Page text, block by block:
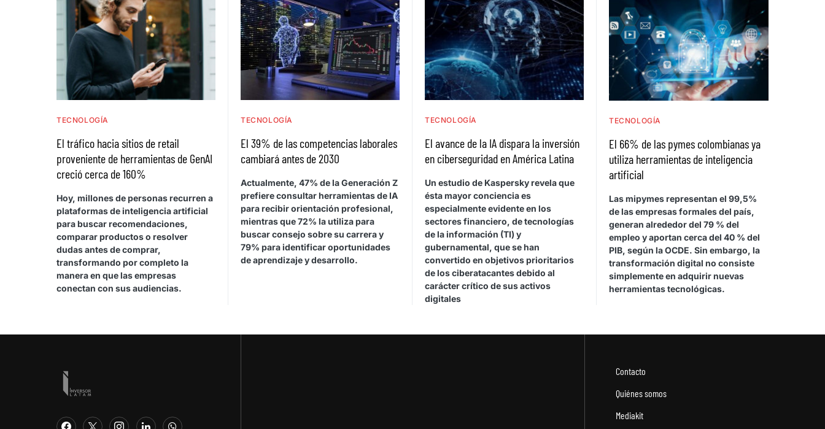
TECNOLOGÍA
El tráfico hacia sitios de retail
proveniente de herramientas de GenAI
creció cerca de 160%
Hoy, millones de personas recurren a
plataformas de inteligencia artificial
para buscar recomendaciones,
comparar productos o resolver
dudas antes de comprar,
transformando por completo la
manera en que las empresas
conectan con sus audiencias.
TECNOLOGÍA
El 39% de las competencias laborales
cambiará antes de 2030
Actualmente, 47% de la Generación Z
prefiere consultar herramientas de IA
para recibir orientación profesional,
mientras que 72% la utiliza para
buscar consejo sobre su carrera y
79% para identificar oportunidades
de aprendizaje y desarrollo.
TECNOLOGÍA
El avance de la IA dispara la inversión
en ciberseguridad en América Latina
Un estudio de Kaspersky revela que
ésta mayor conciencia es
especialmente evidente en los
sectores financiero, de tecnologías
de la información (TI) y
gubernamental, que se han
convertido en objetivos prioritarios
de los ciberatacantes debido al
carácter crítico de sus activos
digitales
TECNOLOGÍA
El 66% de las pymes colombianas ya
utiliza herramientas de inteligencia
artificial
Las mipymes representan el 99,5%
de las empresas formales del país,
generan alrededor del 79 % del
empleo y aportan cerca del 40 % del
PIB, según la OCDE. Sin embargo, la
transformación digital no consiste
simplemente en adquirir nuevas
herramientas tecnológicas.
Contacto
Quiénes somos
Mediakit